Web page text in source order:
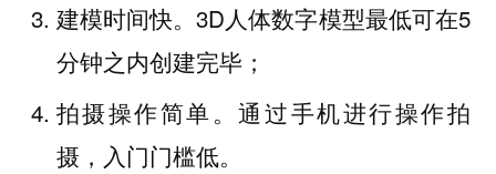
建模时间快。3D人体数字模型最低可在5
分钟之内创建完毕；
拍摄操作简单。通过手机进行操作拍
摄，入门门槛低。